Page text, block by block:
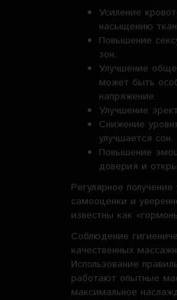
Усиление
насыщению
Повышение
зон.
Улучшение
может быть
напряжение.
Улучшение
Снижение
улучшается сон.
Повышение
доверия и
Регулярное
самооценки и
известны как
Соблюдение
качественных
Использование
работают опытные
максимальное